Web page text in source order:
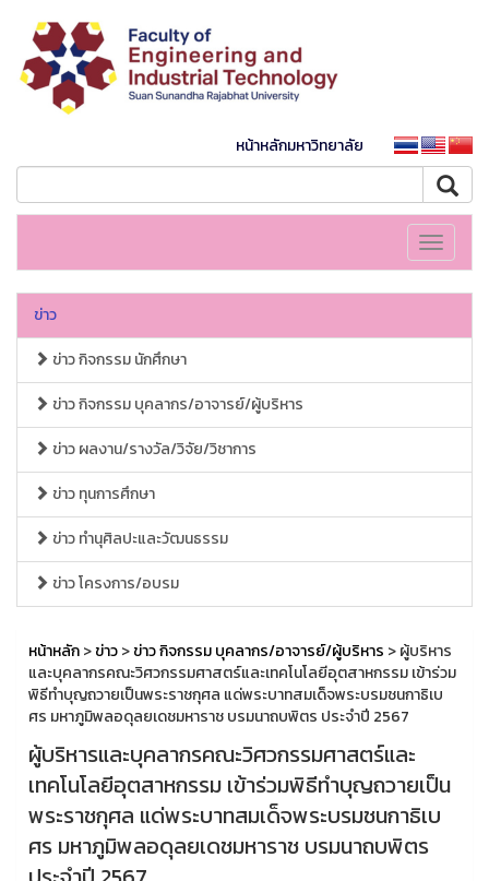
หน้าหลักมหาวิทยาลัย
Toggle
ข่าว
ข่าว กิจกรรม นักศึกษา
ข่าว กิจกรรม บุคลากร/อาจารย์/ผู้บริหาร
ข่าว ผลงาน/รางวัล/วิจัย/วิชาการ
ข่าว ทุนการศึกษา
ข่าว ทำนุศิลปะและวัฒนธรรม
ข่าว โครงการ/อบรม
หน้าหลัก>ข่าว>ข่าว กิจกรรม บุคลากร/อาจารย์/ผู้บริหาร > ผู้บริหาร
และบุคลากรคณะวิศวกรรมศาสตร์และเทคโนโลยีอุตสาหกรรม เข้าร่วม
พิธีทำบุญถวายเป็นพระราชกุศล แด่พระบาทสมเด็จพระบรมชนกาธิเบ
ศร มหาภูมิพลอดุลยเดชมหาราช บรมนาถบพิตร ประจำปี 2567
ผู้บริหารและบุคลากรคณะวิศวกรรมศาสตร์และ
เทคโนโลยีอุตสาหกรรม เข้าร่วมพิธีทำบุญถวายเป็น
พระราชกุศล แด่พระบาทสมเด็จพระบรมชนกาธิเบ
ศร มหาภูมิพลอดุลยเดชมหาราช บรมนาถบพิตร